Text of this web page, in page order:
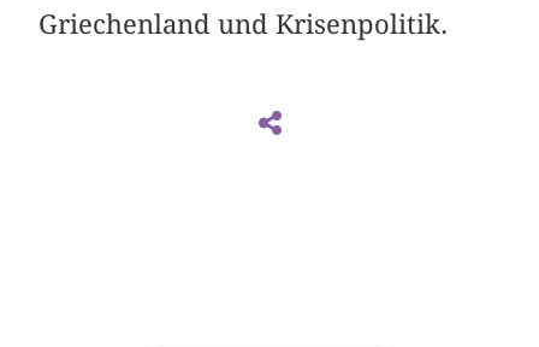
Griechenland und Krisenpolitik.